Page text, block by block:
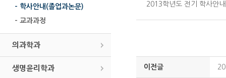
- 학사안내(졸업과논문)
- 교과과정
의과학과
생명윤리학과
2013학년도 전기 학사안
이전글